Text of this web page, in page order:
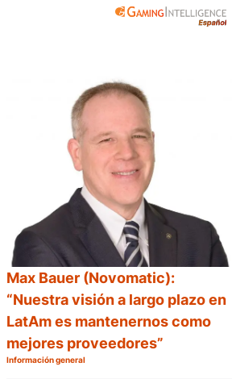
Max Bauer (Novomatic):
“Nuestra visión a largo plazo en
LatAm es mantenernos como
mejores proveedores”
Categoría:
Información general